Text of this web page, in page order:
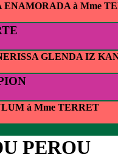
ENAMORADA à Mme
GLENDA IZ
à Mme TERRET
PEROU